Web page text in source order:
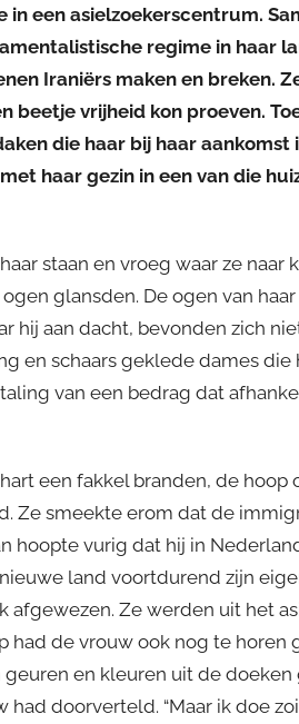
in een asielzoekerscentrum.
regime in haar
Iraniërs maken en breken.
beetje vrijheid kon proeven.
die haar bij haar aankomst
haar gezin in een van die
staan en vroeg waar ze
glansden. De ogen van
hij aan dacht, bevonden zich
en schaars geklede dames
van een bedrag dat
een fakkel branden, de
Ze smeekte erom dat de
hoopte vurig dat hij in
land voortdurend zijn
afgewezen. Ze werden uit het
had de vrouw ook nog te horen
geuren en kleuren uit de
doorverteld. “Maar ik doe